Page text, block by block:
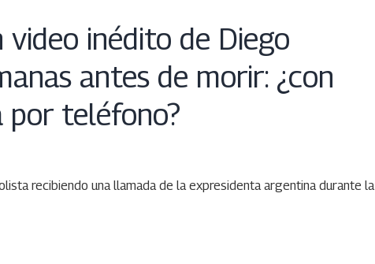
video inédito de Diego
antes de morir: ¿con
por teléfono?
recibiendo una llamada de la expresidenta argentina durante la